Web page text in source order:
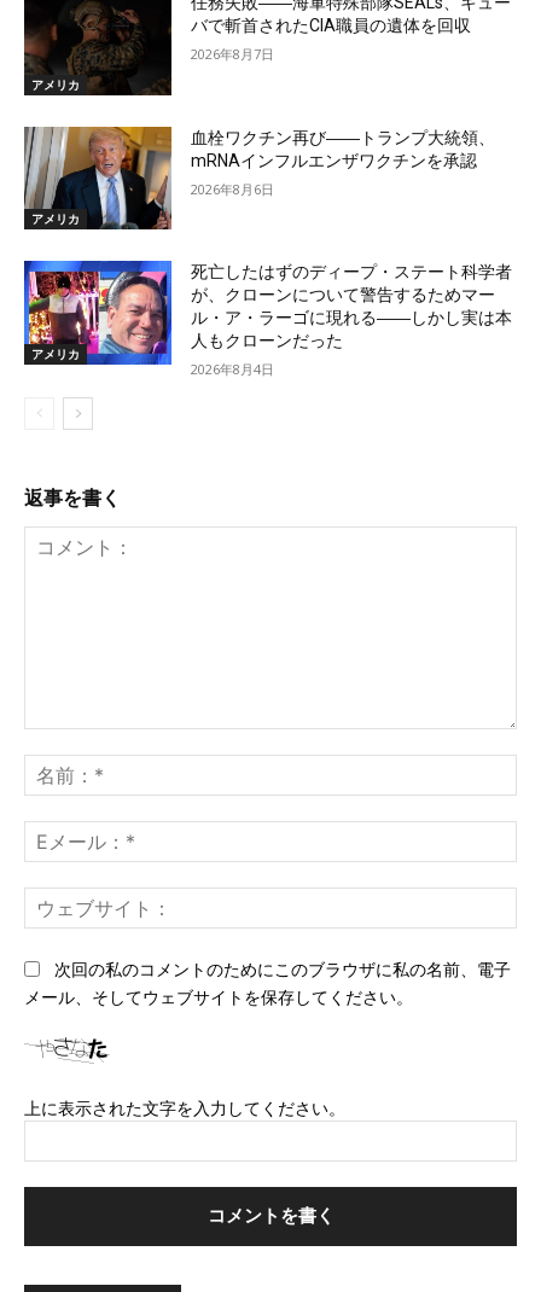
アメリカ
バで斬首されたCIA職員の遺体を回収
2026年8月7日
アメリカ
血栓ワクチン再び――トランプ大統領、
mRNAインフルエンザワクチンを承認
2026年8月6日
アメリカ
死亡したはずのディープ・ステート科学者
が、クローンについて警告するためマー
ル・ア・ラーゴに現れる――しかし実は本
人もクローンだった
2026年8月4日
返事を書く
ン
ト：
前
*
メ
ー
*ェ
次回の私のコメントのためにこのブラウザに私の名前、電子
メール、そしてウェブサイトを保存してください。
上に表示された文字を入力してください。